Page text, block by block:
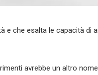
e che esalta le capacità di
avrebbe un altro